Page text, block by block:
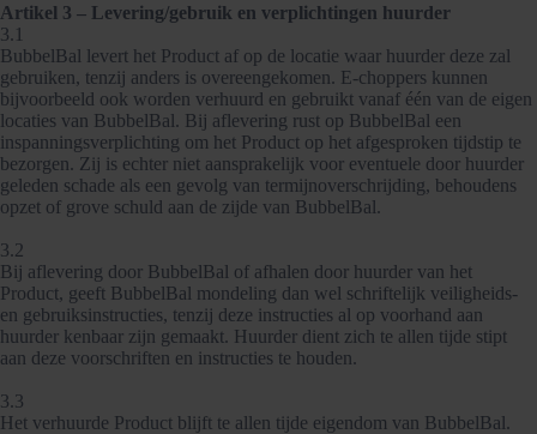
Artikel 3 – Levering/gebruik en verplichtingen huurder
3.1
BubbelBal levert het Product af op de locatie waar huurder deze zal
gebruiken, tenzij anders is overeengekomen. E-choppers kunnen
bijvoorbeeld ook worden verhuurd en gebruikt vanaf één van de eigen
locaties van BubbelBal. Bij aflevering rust op BubbelBal een
inspanningsverplichting om het Product op het afgesproken tijdstip te
bezorgen. Zij is echter niet aansprakelijk voor eventuele door huurder
geleden schade als een gevolg van termijnoverschrijding, behoudens
opzet of grove schuld aan de zijde van BubbelBal.
3.2
Bij aflevering door BubbelBal of afhalen door huurder van het
Product, geeft BubbelBal mondeling dan wel schriftelijk veiligheids-
en gebruiksinstructies, tenzij deze instructies al op voorhand aan
huurder kenbaar zijn gemaakt. Huurder dient zich te allen tijde stipt
aan deze voorschriften en instructies te houden.
3.3
Het verhuurde Product blijft te allen tijde eigendom van BubbelBal.